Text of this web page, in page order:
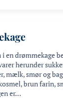
i en drømmekage
herunder
mælk, smør og
brun farin,
er…